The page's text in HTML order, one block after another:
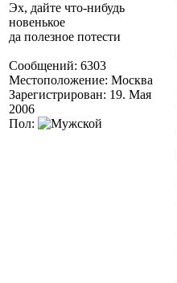
Эх, дайте что-нибудь
новенькое
да полезное потести
Сообщений: 6303
Местоположение: Москва
Зарегистрирован: 19. Мая
2006
Пол: